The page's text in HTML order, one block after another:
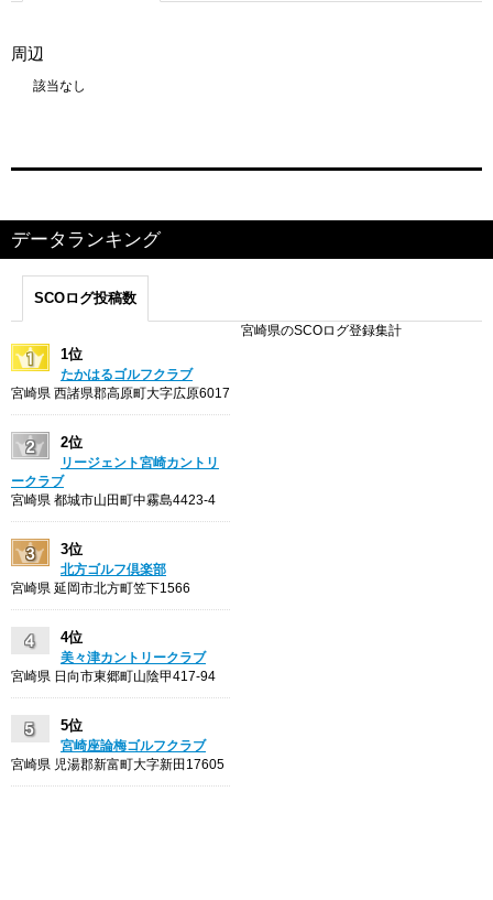
周辺
該当なし
データランキング
SCOログ投稿数
宮崎県のSCOログ登録集計
1位
たかはるゴルフクラブ
宮崎県 西諸県郡高原町大字広原6017
2位
リージェント宮崎カントリ
ークラブ
宮崎県 都城市山田町中霧島4423-4
3位
北方ゴルフ倶楽部
宮崎県 延岡市北方町笠下1566
4位
美々津カントリークラブ
宮崎県 日向市東郷町山陰甲417-94
5位
宮崎座論梅ゴルフクラブ
宮崎県 児湯郡新富町大字新田17605